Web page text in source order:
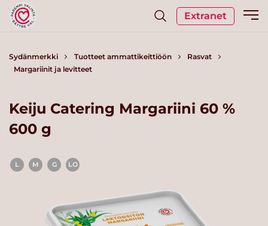
Extranet
Sydänmerkki Tuotteet ammattikeittiöön
Rasvat
Margariinit ja levitteet
Keiju Catering Margariini 60 %
600 g
L M G LO